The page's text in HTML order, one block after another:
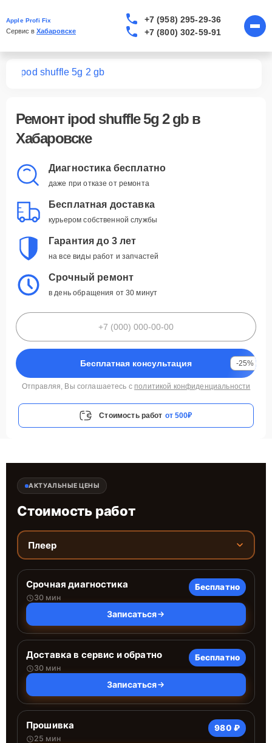
Apple Profi Fix
Сервис в Хабаровске
+7 (958) 295-29-36
+7 (800) 302-59-91
ipod shuffle 5g 2 gb
Ремонт ipod shuffle 5g 2 gbв
Хабаровске
Диагностика бесплатно
даже при отказе от ремонта
Бесплатная доставка
курьером собственной службы
Гарантия до 3 лет
на все виды работ и запчастей
Срочный ремонт
в день обращения от 30 минут
Бесплатная консультация -25%
Отправляя, Вы соглашаетесь с политикой конфиденциальности
Стоимость работ от 500₽
АКТУАЛЬНЫЕ ЦЕНЫ
Стоимость работ
Плеер
Срочная диагностика
30 мин
Бесплатно
Записаться
Доставка в сервис и обратно
30 мин
Бесплатно
Записаться
Прошивка
25 мин
980 ₽